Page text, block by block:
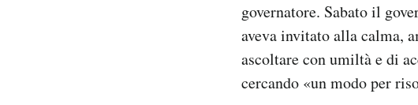
governatore. Sabato il
aveva invitato alla calma,
ascoltare con umiltà e di
cercando «un modo per